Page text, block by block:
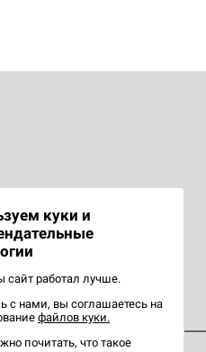
куки и
сайт работал лучше.
с нами, вы соглашаетесь на
файлов куки.
почитать, что такое